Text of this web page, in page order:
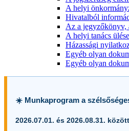
A helyi
Hivatalból
Az a jegyzőkönyv,
A helyi tanács
Házassági
Egyéb olyan
Egyéb olyan
☀️ Munkaprogram a
2026.07.01. és 2026.08.31. között